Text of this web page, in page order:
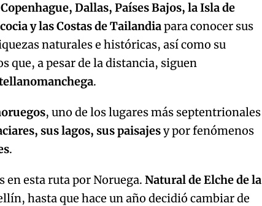
Dallas, Países Bajos, la Isla de
y las Costas de Tailandiapara conocer sus
naturales e históricas, así como su
que, a pesar de la distancia, siguen
.
, uno de los lugares más septentrionales
sus lagos, sus paisajesy por fenómenos
.
en esta ruta por Noruega.Natural de Elche de la
hasta que hace un año decidió cambiar de